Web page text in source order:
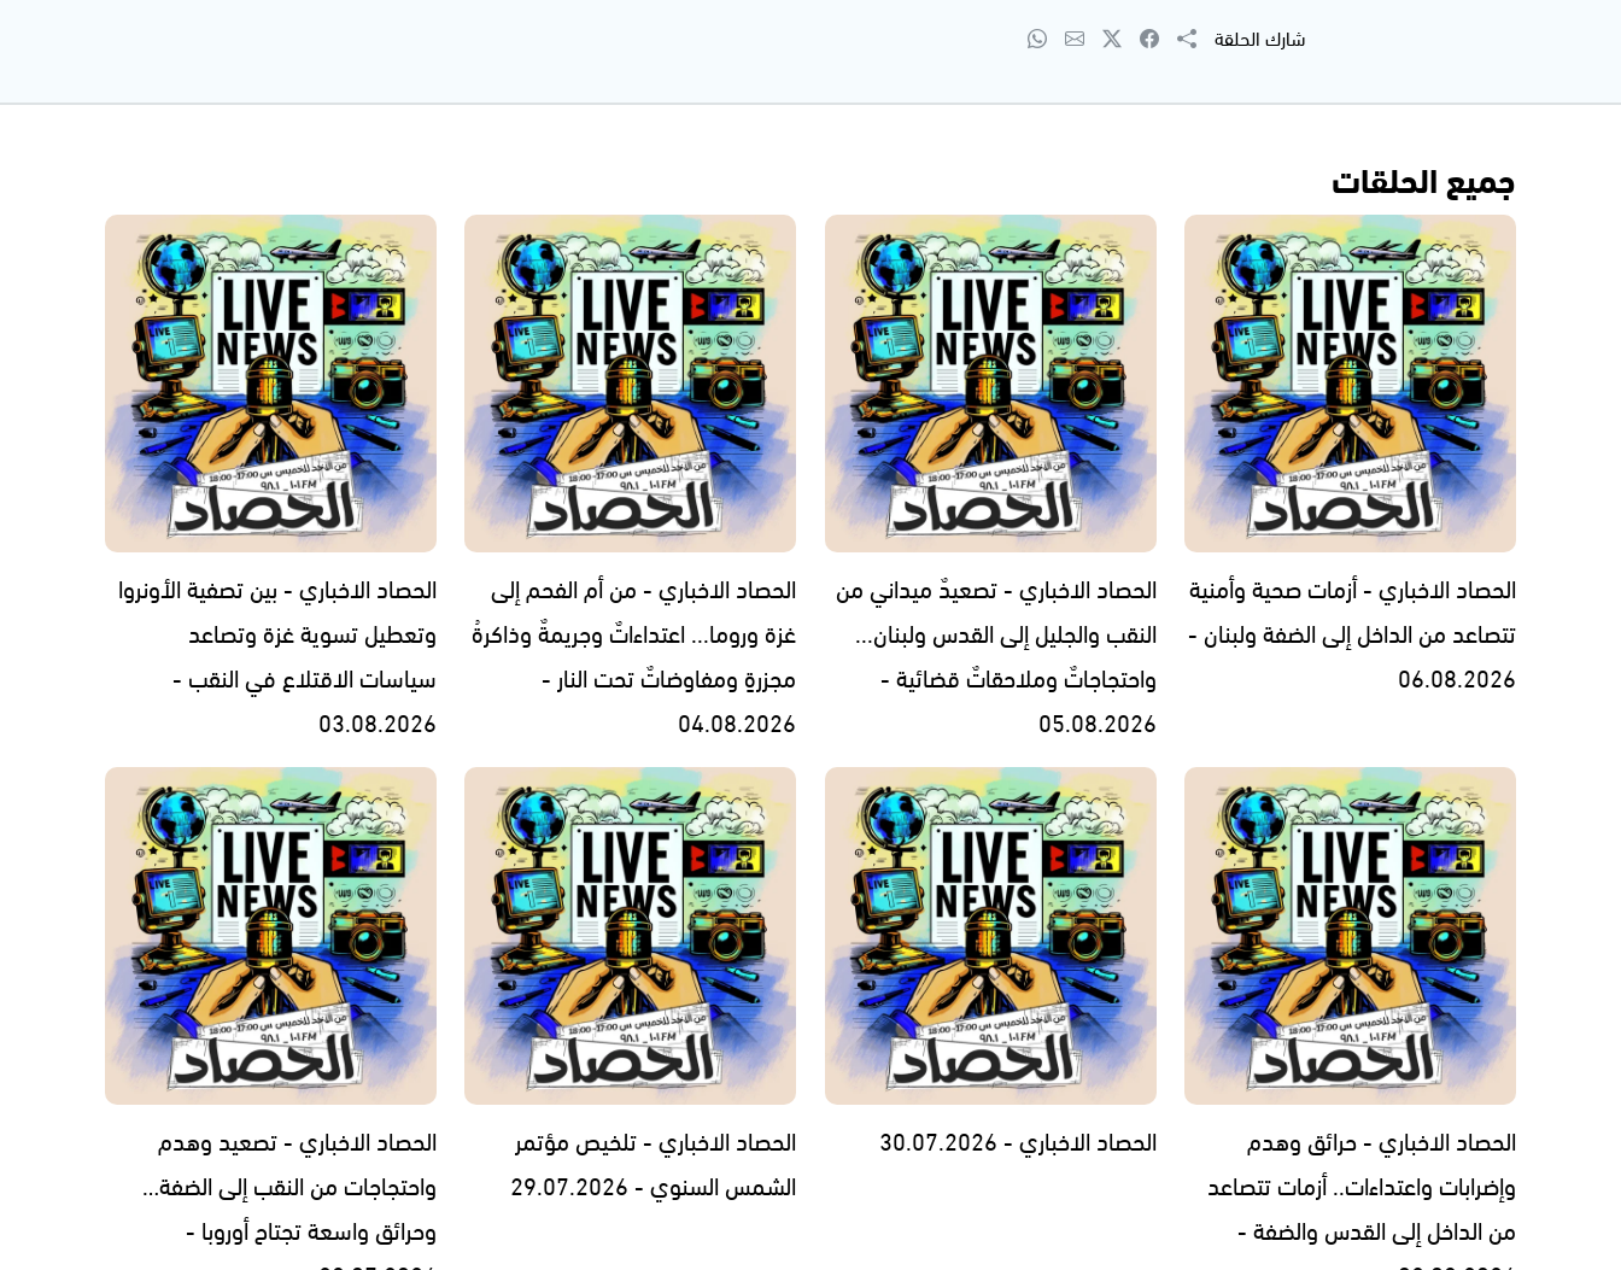
شارك الحلقة
جميع الحلقات
الحصاد الاخباري - أزمات صحية وأمنية
تتصاعد من الداخل إلى الضفة ولبنان -
06.08.2026
الحصاد الاخباري - تصعيدٌ ميداني من
النقب والجليل إلى القدس ولبنان...
واحتجاجاتٌ وملاحقاتٌ قضائية -
05.08.2026
الحصاد الاخباري - من أم الفحم إلى
غزة وروما... اعتداءاتٌ وجريمةٌ وذاكرةُ
مجزرةٍ ومفاوضاتٌ تحت النار -
04.08.2026
الحصاد الاخباري - بين تصفية الأونروا
وتعطيل تسوية غزة وتصاعد
سياسات الاقتلاع في النقب -
03.08.2026
الحصاد الاخباري - حرائق وهدم
وإضرابات واعتداءات.. أزمات تتصاعد
من الداخل إلى القدس والضفة -
الحصاد الاخباري - 30.07.2026
الحصاد الاخباري - تلخيص مؤتمر
الشمس السنوي - 29.07.2026
الحصاد الاخباري - تصعيد وهدم
واحتجاجات من النقب إلى الضفة…
وحرائق واسعة تجتاح أوروبا -